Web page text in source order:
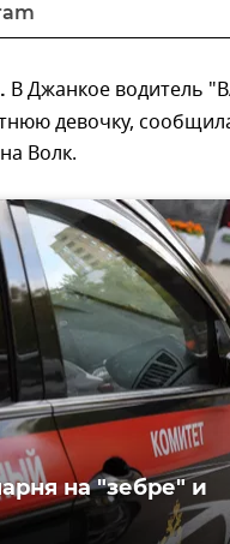
В Джанкое водитель
девочку,
Волк.
на "зебре" и